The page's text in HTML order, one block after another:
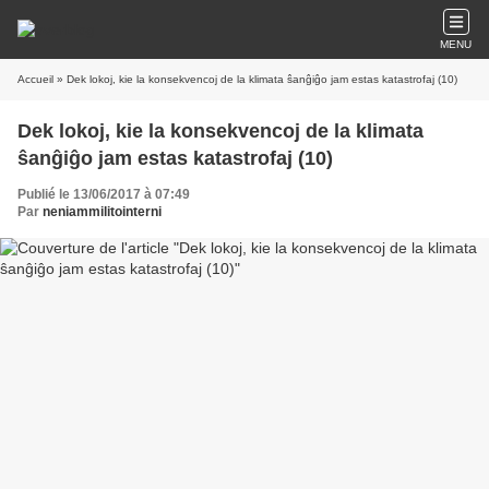
MENU
Accueil » Dek lokoj, kie la konsekvencoj de la klimata ŝanĝiĝo jam estas katastrofaj (10)
Dek lokoj, kie la konsekvencoj de la klimata
ŝanĝiĝo jam estas katastrofaj (10)
Publié le 13/06/2017 à 07:49
Par neniammilitointerni